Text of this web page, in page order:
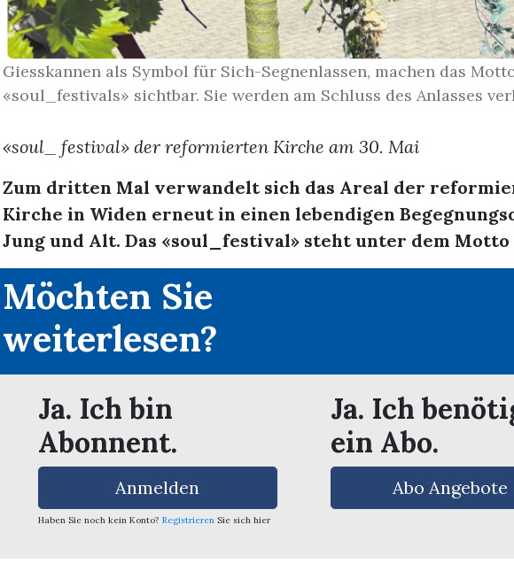
Giesskannen als Symbol für Sich-Segnenlassen, machen das
«soul_festivals» sichtbar. Sie werden am Schluss des Anlasses
«soul_ festival» der reformierten Kirche am 30. Mai
Zum dritten Mal verwandelt sich das Areal der
Kirche in Widen erneut in einen lebendigen
Jung und Alt. Das «soul_festival» steht unter dem Motto
Möchten Sie
weiterlesen?
Ja. Ich bin
Abonnent.
Anmelden
Haben Sie noch kein Konto? Registrieren Sie sich hier
Ja. Ich
ein Abo.
Abo Angebote